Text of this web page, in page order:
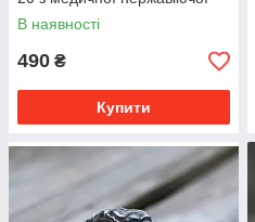
сталі з вегвізером
В наявності
490 ₴
Купити